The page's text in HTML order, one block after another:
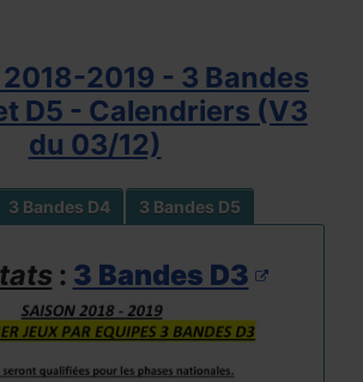
2018-2019 - 3 Bandes
D5 - Calendriers (V3
du 03/12)
3 Bandes D4 3 Bandes D5
: 3 Bandes D3